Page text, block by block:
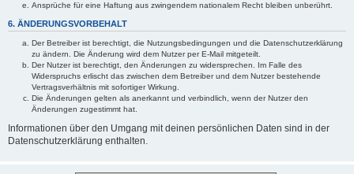
Ansprüche für eine Haftung aus zwingendem nationalem Recht bleiben unberührt.
6. ÄNDERUNGSVORBEHALT
Der Betreiber ist berechtigt, die Nutzungsbedingungen und die Datenschutzerklärung
zu ändern. Die Änderung wird dem Nutzer per E-Mail mitgeteilt.
Der Nutzer ist berechtigt, den Änderungen zu widersprechen. Im Falle des
Widerspruchs erlischt das zwischen dem Betreiber und dem Nutzer bestehende
Vertragsverhältnis mit sofortiger Wirkung.
Die Änderungen gelten als anerkannt und verbindlich, wenn der Nutzer den
Änderungen zugestimmt hat.
Informationen über den Umgang mit deinen persönlichen Daten sind in der
Datenschutzerklärung enthalten.